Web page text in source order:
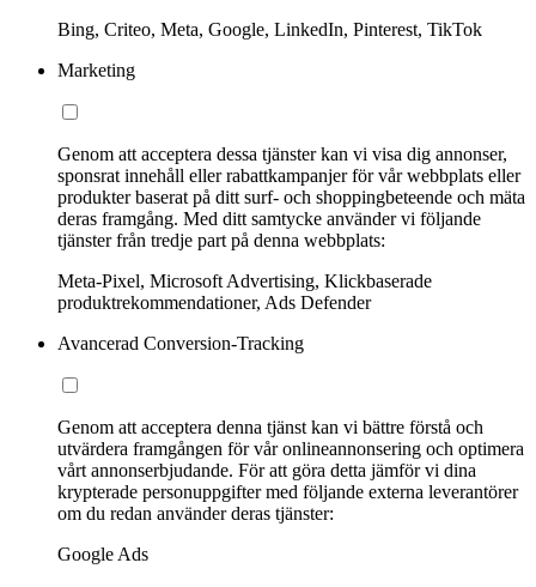
Bing, Criteo, Meta, Google, LinkedIn, Pinterest, TikTok
Marketing
Genom att acceptera dessa tjänster kan vi visa dig annonser,
sponsrat innehåll eller rabattkampanjer för vår webbplats eller
produkter baserat på ditt surf- och shoppingbeteende och mäta
deras framgång. Med ditt samtycke använder vi följande
tjänster från tredje part på denna webbplats:
Meta-Pixel, Microsoft Advertising, Klickbaserade
produktrekommendationer, Ads Defender
Avancerad Conversion-Tracking
Genom att acceptera denna tjänst kan vi bättre förstå och
utvärdera framgången för vår onlineannonsering och optimera
vårt annonserbjudande. För att göra detta jämför vi dina
krypterade personuppgifter med följande externa leverantörer
om du redan använder deras tjänster:
Google Ads